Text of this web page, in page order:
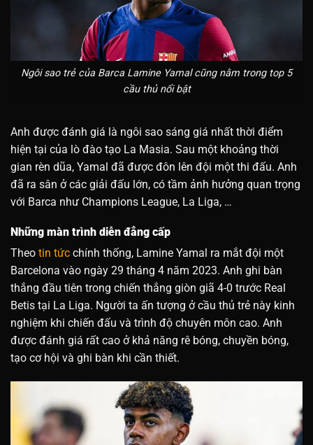
Ngôi sao trẻ của Barca Lamine Yamal cũng nằm trong top 5
cầu thủ nổi bật
Anh được đánh giá là ngôi sao sáng giá nhất thời điểm
hiện tại của lò đào tạo La Masia. Sau một khoảng thời
gian rèn dũa, Yamal đã được đôn lên đội một thi đấu. Anh
đã ra sân ở các giải đấu lớn, có tầm ảnh hưởng quan trọng
với Barca như Champions League, La Liga, …
Những màn trình diễn đẳng cấp
Theo tin tức chính thống, Lamine Yamal ra mắt đội một
Barcelona vào ngày 29 tháng 4 năm 2023. Anh ghi bàn
thắng đầu tiên trong chiến thắng giòn giã 4-0 trước Real
Betis tại La Liga. Người ta ấn tượng ở cầu thủ trẻ này kinh
nghiệm khi chiến đấu và trình độ chuyên môn cao. Anh
được đánh giá rất cao ở khả năng rê bóng, chuyền bóng,
tạo cơ hội và ghi bàn khi cần thiết.